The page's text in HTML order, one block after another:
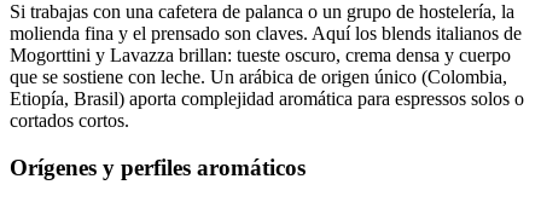
Si trabajas con una cafetera de palanca o un grupo de hostelería, la
molienda fina y el prensado son claves. Aquí los blends italianos de
Mogorttini y Lavazza brillan: tueste oscuro, crema densa y cuerpo
que se sostiene con leche. Un arábica de origen único (Colombia,
Etiopía, Brasil) aporta complejidad aromática para espressos solos o
cortados cortos.
Orígenes y perfiles aromáticos